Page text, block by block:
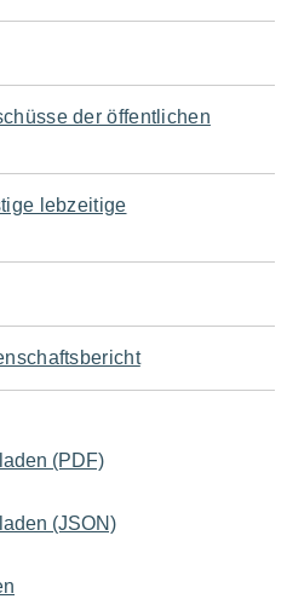
der öffentlichen
lebzeitige
(PDF)
(JSON)